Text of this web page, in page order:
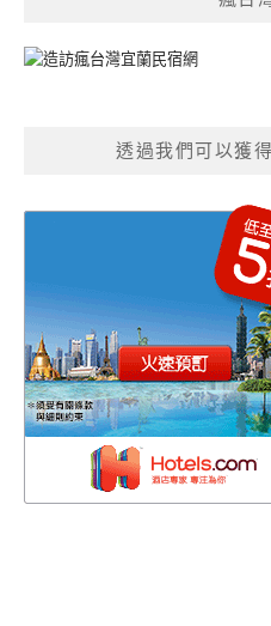
透過我們可以獲